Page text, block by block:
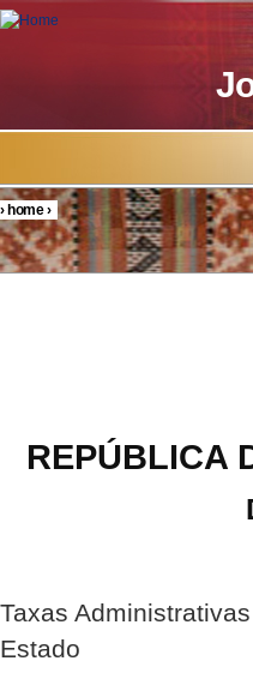
Skip to main content
You are here
›home›
REPÚBLICA
Taxas
Estado